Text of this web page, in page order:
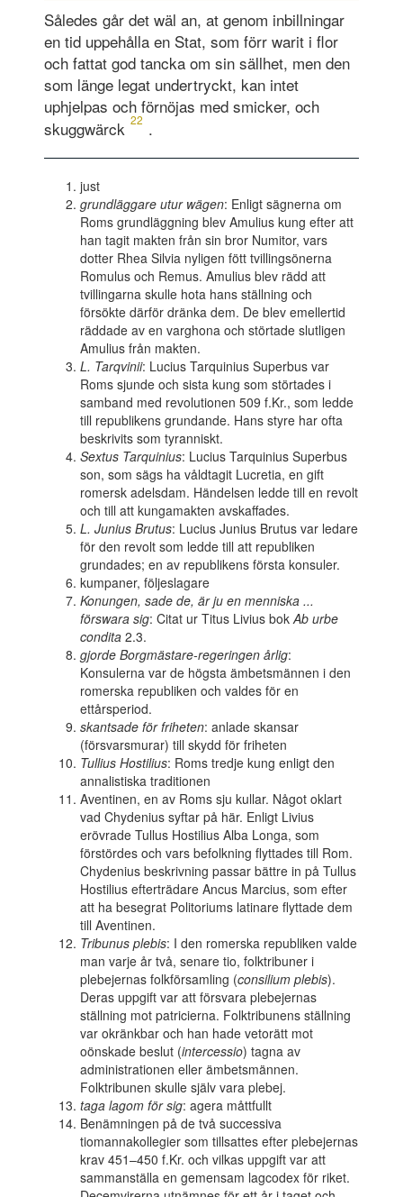
Således går det wäl an, at genom inbillningar
en tid uppehålla en Stat, som förr warit i flor
och fattat god tancka om sin sällhet, men den
som länge legat undertryckt, kan intet
uphjelpas och förnöjas med smicker, och
skuggwärck 22 .
just
grundläggare utur wägen: Enligt sägnerna om
Roms grundläggning blev Amulius kung efter att
han tagit makten från sin bror Numitor, vars
dotter Rhea Silvia nyligen fött tvilling­sönerna
Romulus och Remus. Amulius blev rädd att
tvillingarna skulle hota hans ställning och
försökte därför dränka dem. De blev emellertid
räddade av en varghona och störtade slutligen
Amulius från makten.
L. Tarqvinii: Lucius Tarquinius Superbus var
Roms sjunde och sista kung som störtades i
samband med revolutionen 509 f.Kr., som ledde
till republikens grundande. Hans styre har ofta
beskrivits som tyranniskt.
Sextus Tarquinius: Lucius Tarquinius Superbus
son, som sägs ha våldtagit Lucretia, en gift
romersk adelsdam. Händelsen ledde till en revolt
och till att kungamakten avskaffades.
L. Junius Brutus: Lucius Junius Brutus var ledare
för den revolt som ledde till att republiken
grundades; en av republikens första konsuler.
kumpaner, följeslagare
Konungen, sade de, är ju en menniska ...
förswara sig: Citat ur Titus Livius bok Ab urbe
condita2.3.
gjorde Borgmästare-regeringen årlig:
Konsulerna var de högsta ämbetsmännen i den
romerska republiken och valdes för en
ettårsperiod.
skantsade för friheten: anlade skansar
(försvarsmurar) till skydd för friheten
Tullius Hostilius: Roms tredje kung enligt den
annalistiska traditionen
Aventinen, en av Roms sju kullar. Något oklart
vad Chydenius syftar på här. Enligt Livius
erövrade Tullus Hostilius Alba Longa, som
förstördes och vars befolkning flyttades till Rom.
Chydenius beskrivning passar bättre in på Tullus
Hostilius efterträdare Ancus Marcius, som efter
att ha besegrat Politoriums latinare flyttade dem
till Aventinen.
Tribunus plebis: I den romerska republiken valde
man varje år två, senare tio, folktribuner i
plebejernas folkförsamling (consilium plebis).
Deras uppgift var att försvara plebejernas
ställning mot patricierna. Folktribunens ställning
var okränkbar och han hade vetorätt mot
oönskade beslut (intercessio) tagna av
administrationen eller ämbetsmännen.
Folktribunen skulle själv vara plebej.
taga lagom för sig: agera måttfullt
Benämningen på de två successiva
tiomannakollegier som tillsattes efter plebejernas
krav 451–450 f.Kr. och vilkas uppgift var att
sammanställa en gemensam lagcodex för riket.